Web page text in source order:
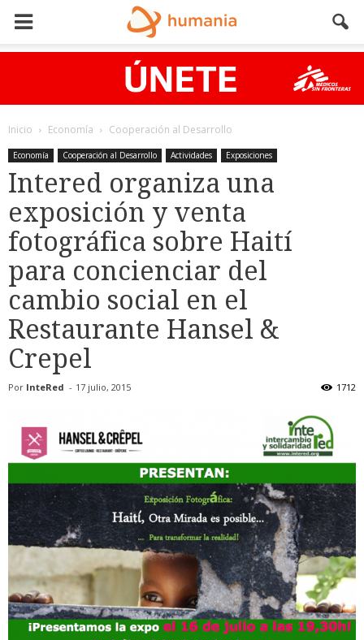
Inicio Economía Cooperación al Desarrollo
Economía Cooperación al Desarrollo Actividades Exposiciones
Intered organiza una
exposición y venta
fotográfica sobre Haití
para concienciar del
cambio social en el
Restaurante Hansel &
Crepel
Por InteRed - 17 julio, 2015 1712